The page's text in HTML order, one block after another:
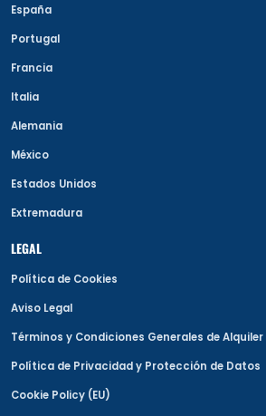
España
Portugal
Francia
Italia
Alemania
México
Estados Unidos
Extremadura
LEGAL
Política de Cookies
Aviso Legal
Términos y Condiciones Generales de Alquiler
Política de Privacidad y Protección de Datos
Cookie Policy (EU)